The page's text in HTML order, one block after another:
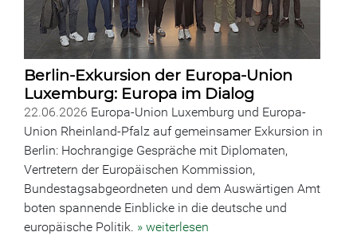
Berlin-Exkursion der Europa-Union
Luxemburg: Europa im Dialog
22.06.2026 Europa-Union Luxemburg und Europa-
Union Rheinland-Pfalz auf gemeinsamer Exkursion in
Berlin: Hochrangige Gespräche mit Diplomaten,
Vertretern der Europäischen Kommission,
Bundestagsabgeordneten und dem Auswärtigen Amt
boten spannende Einblicke in die deutsche und
europäische Politik. » weiterlesen